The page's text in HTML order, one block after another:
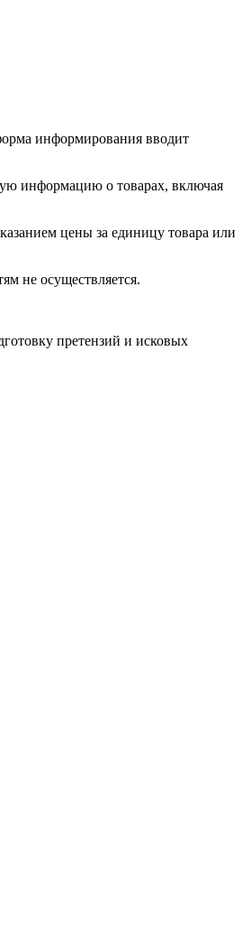
информирования вводит
информацию о товарах, включая
цены за единицу товара или
не осуществляется.
претензий и исковых